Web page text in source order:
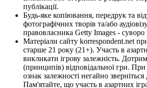
публікації.
Будь-яке копіювання, передрук та
фотографічних творів та/або
правовласника Getty Images - суворо
Матеріали сайту korrespondent.net
старше 21 року (21+). Участь в
викликати ігрову залежність.
(принципів) відповідальної гри.
ознак залежності негайно зверніться
Пам'ятайте, що участь в азартних